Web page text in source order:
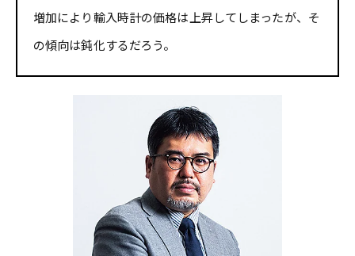
増加により輸入時計の価格は上昇してしまったが、そ
の傾向は鈍化するだろう。